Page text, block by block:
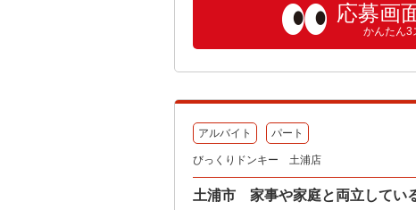
応募画
かんたん3
アルバイト パート
びっくりドンキー 土浦店
土浦市 家事や家庭と両立してい